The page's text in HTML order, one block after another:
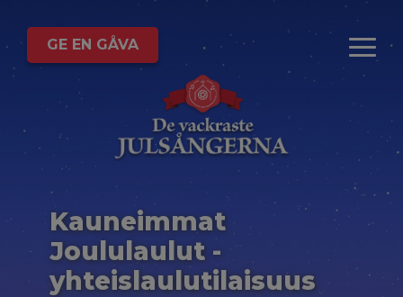
GE EN GÅVA
Kauneimmat
Joululaulut -
yhteislaulutilaisuus